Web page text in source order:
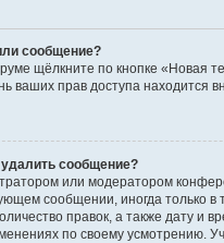
сообщение?
щёлкните по кнопке «Новая
ваших прав доступа
сообщение?
или модератором
сообщении, иногда только
правок, а также дату
по своему усмотрению.